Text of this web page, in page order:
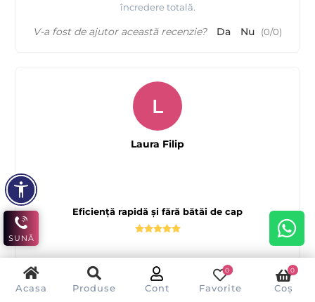
Acasa Produse Cont Favorite
0
Coș
0
încredere totală.
V-a fost de ajutor această recenzie? Da Nu (0/0)
Eficiență rapidă și fără bătăi de cap
Ceara epilat Quickepil este soluția ideală pentru cei care
caută o epilare eficientă și rapidă. Formula cu azulena
este blândă cu pielea normală și ușor de aplicat datorită
L
Laura Filip
SUNĂ